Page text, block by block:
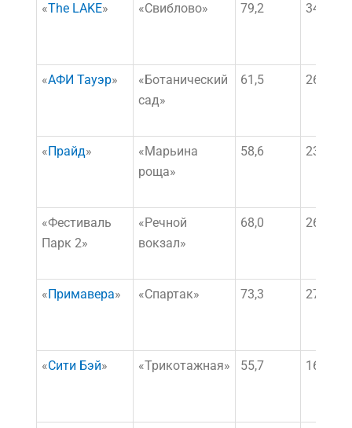
«The LAKE» «Свиблово» 79,2 34 151
«АФИ Тауэр»
«Ботанический
сад»
61,5 26 109
«Прайд»
«Марьина
роща»
58,6 23 517
«Фестиваль
Парк 2»
«Речной
вокзал»
68,0 26 442
«Примавера» «Спартак» 73,3 27 158
«Сити Бэй» «Трикотажная» 55,7 16 438